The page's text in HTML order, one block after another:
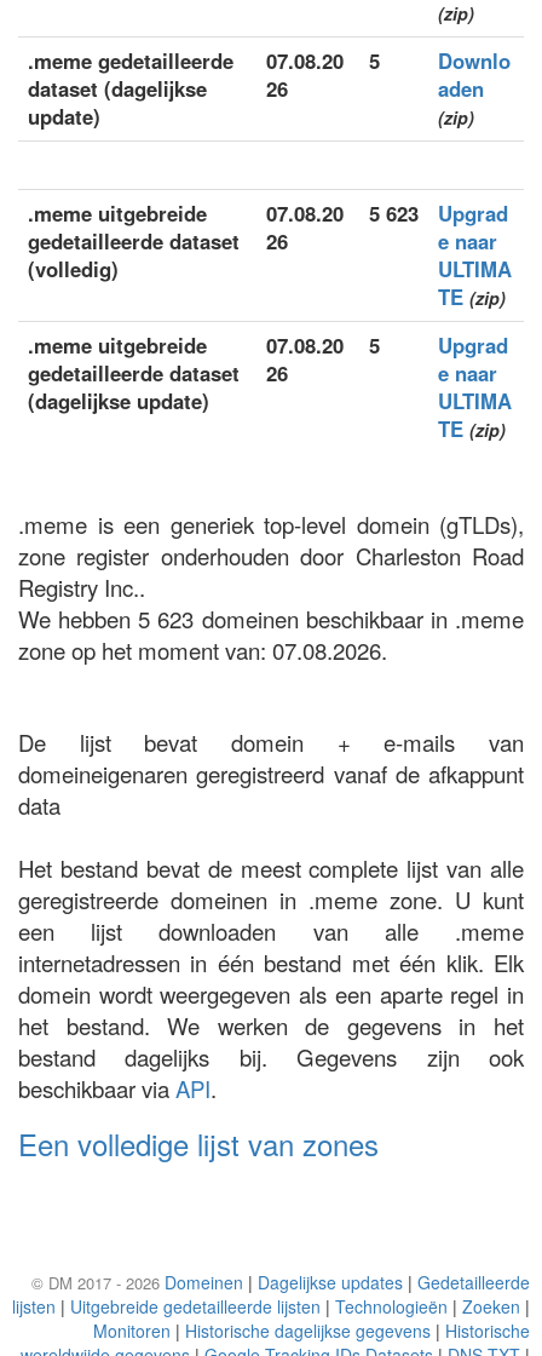
(zip)
.meme gedetailleerde
dataset (dagelijkse
update)
07.08.20
26
5
Downlo
aden
(zip)
.meme uitgebreide
gedetailleerde dataset
(volledig)
07.08.20
26
5 623
Upgrad
e naar
ULTIMA
TE (zip)
.meme uitgebreide
gedetailleerde dataset
(dagelijkse update)
07.08.20
26
5
Upgrad
e naar
ULTIMA
TE (zip)
.meme is een generiek top-level domein (gTLDs),
zone register onderhouden door Charleston Road
Registry Inc..
We hebben 5 623 domeinen beschikbaar in .meme
zone op het moment van: 07.08.2026.
De lijst bevat domein + e-mails van
domeineigenaren geregistreerd vanaf de afkappunt
data
Het bestand bevat de meest complete lijst van alle
geregistreerde domeinen in .meme zone. U kunt
een lijst downloaden van alle .meme
internetadressen in één bestand met één klik. Elk
domein wordt weergegeven als een aparte regel in
het bestand. We werken de gegevens in het
bestand dagelijks bij. Gegevens zijn ook
beschikbaar viaAPI.
Een volledige lijst van zones
© DM 2017 - 2026 Domeinen | Dagelijkse updates | Gedetailleerde
lijsten | Uitgebreide gedetailleerde lijsten | Technologieën | Zoeken |
Monitoren | Historische dagelijkse gegevens | Historische